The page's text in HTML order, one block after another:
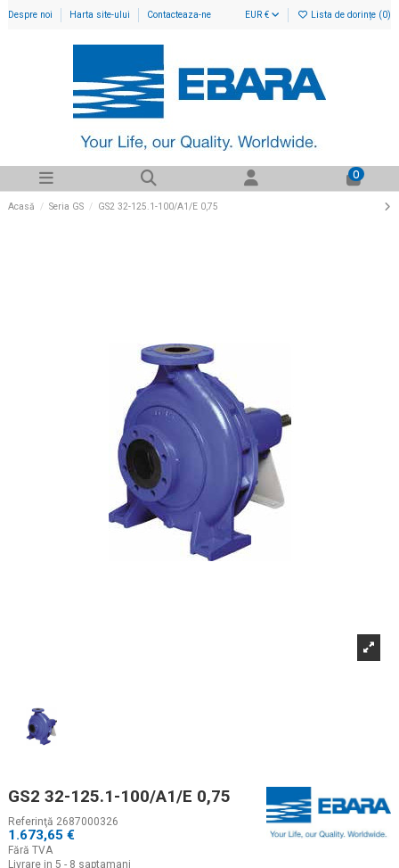
Despre noi Harta site-ului Contacteaza-ne EUR € Lista de dorințe (0)
0
Acasă Seria GS GS2 32-125.1-100/A1/E 0,75
GS2 32-125.1-100/A1/E 0,75
Referinţă 2687000326
1.673,65 €
Fără TVA
Livrare in 5 - 8 saptamani